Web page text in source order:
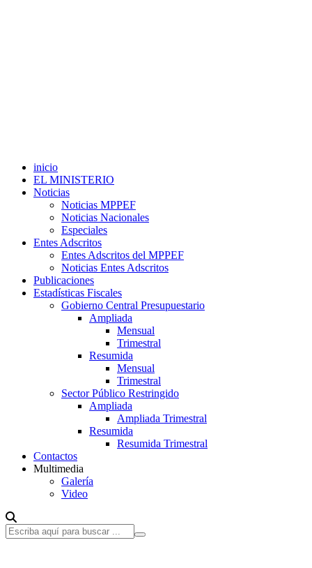
inicio
EL MINISTERIO
Noticias
Noticias MPPEF
Noticias Nacionales
Especiales
Entes Adscritos
Entes Adscritos del MPPEF
Noticias Entes Adscritos
Publicaciones
Estadísticas Fiscales
Gobierno Central Presupuestario
Ampliada
Mensual
Trimestral
Resumida
Mensual
Trimestral
Sector Público Restringido
Ampliada
Ampliada Trimestral
Resumida
Resumida Trimestral
Contactos
Multimedia
Galería
Video